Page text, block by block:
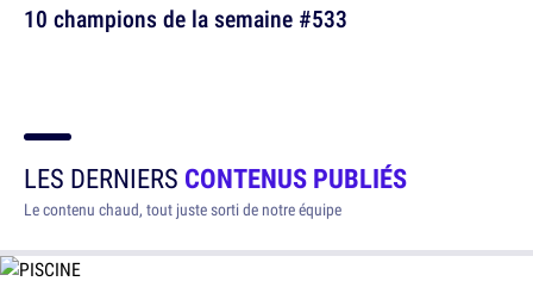
10 champions de la semaine #533
LES DERNIERS CONTENUS PUBLIÉS
Le contenu chaud, tout juste sorti de notre équipe